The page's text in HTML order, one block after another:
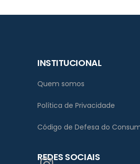
INSTITUCIONAL
Quem somos
Política de Privacidade
Código de Defesa do
REDES SOCIAIS